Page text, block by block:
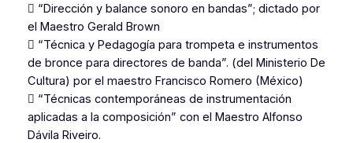
 “Dirección y balance sonoro en bandas”; dictado por
el Maestro Gerald Brown
 “Técnica y Pedagogía para trompeta e instrumentos
de bronce para directores de banda”. (del Ministerio De
Cultura) por el maestro Francisco Romero (México)
 “Técnicas contemporáneas de instrumentación
aplicadas a la composición” con el Maestro Alfonso
Dávila Riveiro.